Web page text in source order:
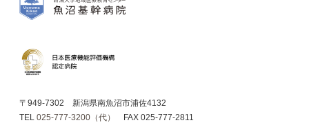
〒949-7302 新潟県南魚沼市浦佐4132
TEL 025-777-3200（代） FAX 025-777-2811